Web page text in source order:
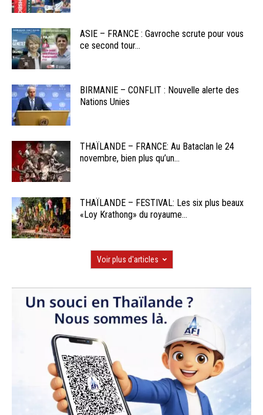
ASIE – FRANCE : Gavroche scrute pour vous
ce second tour...
BIRMANIE – CONFLIT : Nouvelle alerte des
Nations Unies
THAÏLANDE – FRANCE: Au Bataclan le 24
novembre, bien plus qu’un...
THAÏLANDE – FESTIVAL: Les six plus beaux
«Loy Krathong» du royaume...
Voir plus d'articles